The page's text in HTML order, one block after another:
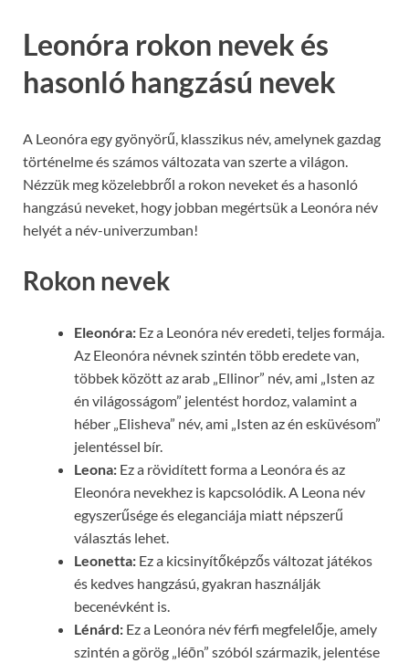
Leonóra rokon nevek és
hasonló hangzású nevek
A Leonóra egy gyönyörű, klasszikus név, amelynek gazdag
történelme és számos változata van szerte a világon.
Nézzük meg közelebbről a rokon neveket és a hasonló
hangzású neveket, hogy jobban megértsük a Leonóra név
helyét a név-univerzumban!
Rokon nevek
Eleonóra: Ez a Leonóra név eredeti, teljes formája.
Az Eleonóra névnek szintén több eredete van,
többek között az arab „Ellinor” név, ami „Isten az
én világosságom” jelentést hordoz, valamint a
héber „Elisheva” név, ami „Isten az én esküvésom”
jelentéssel bír.
Leona: Ez a rövidített forma a Leonóra és az
Eleonóra nevekhez is kapcsolódik. A Leona név
egyszerűsége és eleganciája miatt népszerű
választás lehet.
Leonetta: Ez a kicsinyítőképzős változat játékos
és kedves hangzású, gyakran használják
becenévként is.
Lénárd: Ez a Leonóra név férfi megfelelője, amely
szintén a görög „léōn” szóból származik, jelentése